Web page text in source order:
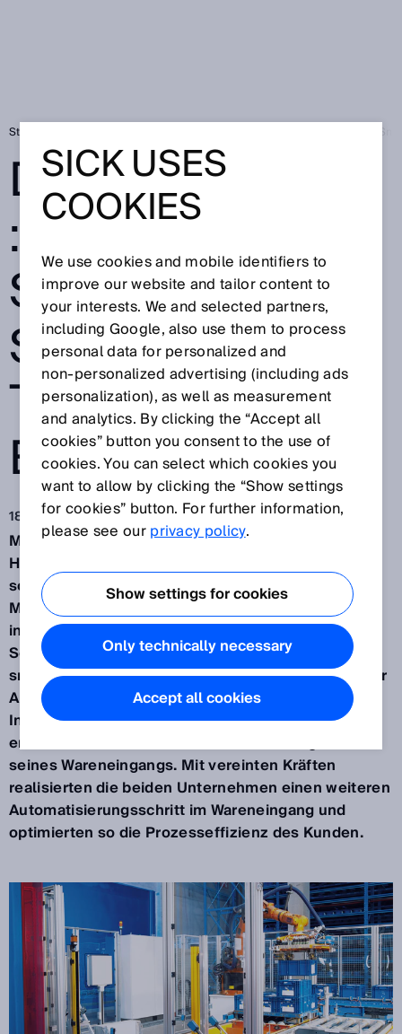
Startseite
DEPALETTIEREN
: ROBOTER
SEHEN MIT 3D-
SNAPSHOT-
TECHNOLOGIE
EINFACH MEHR
18.08.2020
Mehr Autonomie im Wareneingang: Um den neuen
Herausforderungen der Branche zu begegnen,
sollten Automobilbauer verstärkt in die
Modernisierung ihrer Produktionsprozesse
investieren. Durch den Einsatz des 3D-Vision-
Sensors Visionary-T von SICK in Synergie mit den
smarten Algorithmen vonNeadvancehat ein großer
Automobilbauer in der Tschechischen Republik die
Investitionen in seine Logistikstrukturen bereits
erhöht und stärkt damit die Zukunftsfestigkeit
seines Wareneingangs. Mit vereinten Kräften
realisierten die beiden Unternehmen einen weiteren
Automatisierungsschritt im Wareneingang und
optimierten so die Prozesseffizienz des Kunden.
SICK USES
COOKIES
We use cookies and mobile identifiers to
improve our website and tailor content to
your interests. We and selected partners,
including Google, also use them to process
personal data for personalized and
non‑personalized advertising (including ads
personalization), as well as measurement
and analytics. By clicking the “Accept all
cookies” button you consent to the use of
cookies. You can select which cookies you
want to allow by clicking the “Show settings
for cookies” button. For further information,
please see ourprivacy policy.
Show settings for cookies
Only technically necessary
Accept all cookies